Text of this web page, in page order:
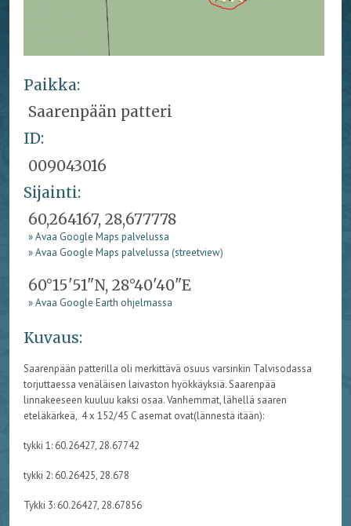
Paikka:
Saarenpään patteri
ID:
009043016
Sijainti:
60,264167, 28,677778
» Avaa Google Maps palvelussa
» Avaa Google Maps palvelussa (streetview)
60°15'51"N, 28°40'40"E
» Avaa Google Earth ohjelmassa
Kuvaus:
Saarenpään patterilla oli merkittävä osuus varsinkin Talvisodassa
torjuttaessa venäläisen laivaston hyökkäyksiä. Saarenpää
linnakeeseen kuuluu kaksi osaa. Vanhemmat, lähellä saaren
eteläkärkeä, 4 x 152/45 C asemat ovat(lännestä itään):
tykki 1: 60.26427, 28.67742
tykki 2: 60.26425, 28.678
Tykki 3: 60.26427, 28.67856